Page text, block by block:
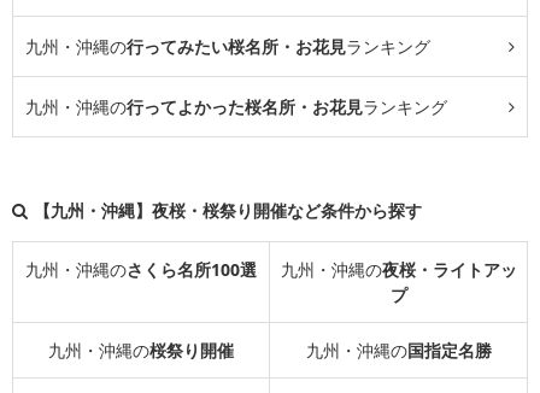
九州・沖縄の行ってみたい桜名所・お花見ランキング
九州・沖縄の行ってよかった桜名所・お花見ランキング
【九州・沖縄】夜桜・桜祭り開催など条件から探す
九州・沖縄のさくら名所100選 九州・沖縄の夜桜・ライトアッ
プ
九州・沖縄の桜祭り開催 九州・沖縄の国指定名勝